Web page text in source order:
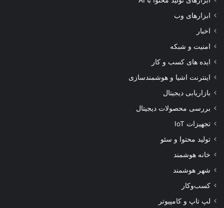
ابزارهای وب
اخبار
امنیت و شبکه
ایده های کسب و کار
اینترنت اشیا و هوشمندسازی
بازاریابی دیجیتال
بررسی محصولات دیجیتال
تجهیزات IoT
تولید محتوا و سئو
خانه هوشمند
شهر هوشمند
کسب‌وکار
لپ تاپ و کامپیوتر